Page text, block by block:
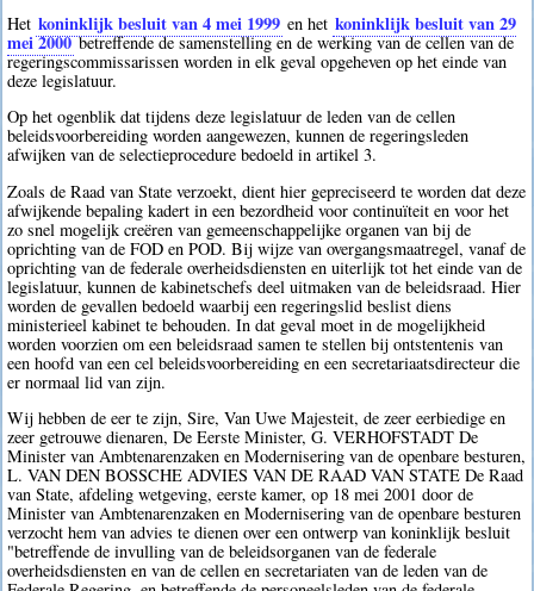
Het koninklijk besluit van 4 mei 1999 en het koninklijk besluit van 29
mei 2000betreffende de samenstelling en de werking van de cellen van de
regeringscommissarissen worden in elk geval opgeheven op het einde van
deze legislatuur.
Op het ogenblik dat tijdens deze legislatuur de leden van de cellen
beleidsvoorbereiding worden aangewezen, kunnen de regeringsleden
afwijken van de selectieprocedure bedoeld in artikel 3.
Zoals de Raad van State verzoekt, dient hier gepreciseerd te worden dat deze
afwijkende bepaling kadert in een bezordheid voor continuïteit en voor het
zo snel mogelijk creëren van gemeenschappelijke organen van bij de
oprichting van de FOD en POD. Bij wijze van overgangsmaatregel, vanaf de
oprichting van de federale overheidsdiensten en uiterlijk tot het einde van de
legislatuur, kunnen de kabinetschefs deel uitmaken van de beleidsraad. Hier
worden de gevallen bedoeld waarbij een regeringslid beslist diens
ministerieel kabinet te behouden. In dat geval moet in de mogelijkheid
worden voorzien om een beleidsraad samen te stellen bij ontstentenis van
een hoofd van een cel beleidsvoorbereiding en een secretariaatsdirecteur die
er normaal lid van zijn.
Wij hebben de eer te zijn, Sire, Van Uwe Majesteit, de zeer eerbiedige en
zeer getrouwe dienaren, De Eerste Minister, G. VERHOFSTADT De
Minister van Ambtenarenzaken en Modernisering van de openbare besturen,
L. VAN DEN BOSSCHE ADVIES VAN DE RAAD VAN STATE De Raad
van State, afdeling wetgeving, eerste kamer, op 18 mei 2001 door de
Minister van Ambtenarenzaken en Modernisering van de openbare besturen
verzocht hem van advies te dienen over een ontwerp van koninklijk besluit
"betreffende de invulling van de beleidsorganen van de federale
overheidsdiensten en van de cellen en secretariaten van de leden van de